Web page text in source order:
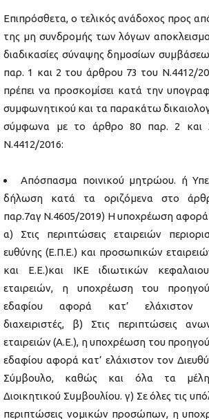
Επιπρόσθετα, ο τελικός ανάδοχος προς
της μη συνδρομής των λόγων
διαδικασίες σύναψης δημοσίων
παρ. 1 και 2 του άρθρου 73 του Ν.4412/
πρέπει να προσκομίσει κατά την
συμφωνητικού και τα παρακάτω
σύμφωνα με το άρθρο 80 παρ. 2 και
Ν.4412/2016:
Απόσπασμα ποινικού μητρώου. ή
δήλωση κατά τα οριζόμενα στο
παρ.7αγ Ν.4605/2019) Η υποχρέωση αφορά
α) Στις περιπτώσεις εταιρειών
ευθύνης (Ε.Π.Ε.) και προσωπικών
και Ε.Ε.)και IKE ιδιωτικών
εταιρειών, η υποχρέωση του
εδαφίου αφορά κατ’ ελάχιστον
διαχειριστές, β) Στις περιπτώσεις
εταιρειών (Α.Ε.), η υποχρέωση του
εδαφίου αφορά κατ’ ελάχιστον τον
Σύμβουλο, καθώς και όλα τα
Διοικητικού Συμβουλίου. γ) Σε όλες τις
περιπτώσεις νομικών προσώπων, η